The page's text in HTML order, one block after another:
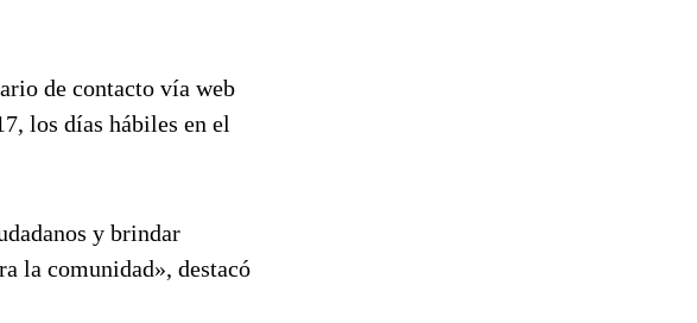
de contacto vía web
los días hábiles en el
y brindar
la comunidad», destacó